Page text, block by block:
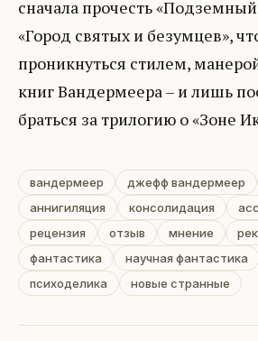
сначала прочесть
«Город святых и безумцев»,
проникнуться стилем,
книг Вандермеера – и лишь
браться за трилогию о «Зоне
вандермеер джефф вандермеер
аннигиляция
консолидация
рецензия
отзыв мнение
фантастика
научная фантастика
психоделика
новые странные